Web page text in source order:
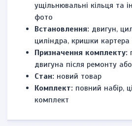
ущільнювальні кільця та
фото
Встановлення: двигун,
циліндра, кришки картера
Призначення комплекту:
двигуна після ремонту
Стан: новий товар
Комплект: повний набір,
комплект